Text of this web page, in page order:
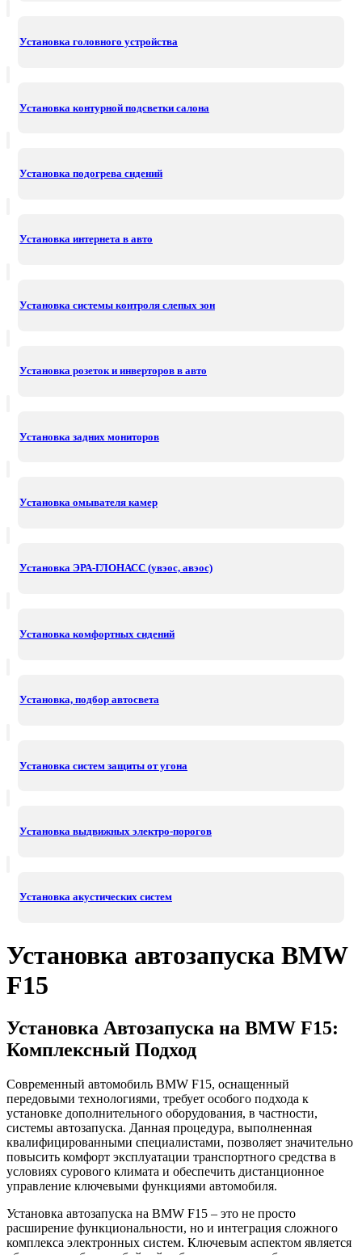
Установка головного устройства
Установка контурной подсветки салона
Установка подогрева сидений
Установка интернета в авто
Установка системы контроля слепых зон
Установка розеток и инверторов в авто
Установка задних мониторов
Установка омывателя камер
Установка ЭРА-ГЛОНАСС (увэос, авэос)
Установка комфортных сидений
Установка, подбор автосвета
Установка систем защиты от угона
Установка выдвижных электро-порогов
Установка акустических систем
Установка автозапуска BMW
F15
Установка Автозапуска на BMW F15:
Комплексный Подход
Современный автомобиль BMW F15, оснащенный
передовыми технологиями, требует особого подхода к
установке дополнительного оборудования, в частности,
системы автозапуска. Данная процедура, выполненная
квалифицированными специалистами, позволяет значительно
повысить комфорт эксплуатации транспортного средства в
условиях сурового климата и обеспечить дистанционное
управление ключевыми функциями автомобиля.
Установка автозапуска на BMW F15 – это не просто
расширение функциональности, но и интеграция сложного
комплекса электронных систем. Ключевым аспектом является